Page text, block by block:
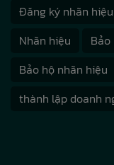
Đăng ký nhãn hiệu
Nhãn hiệu
Bảo hộ nhãn hiệu
thành lập doanh